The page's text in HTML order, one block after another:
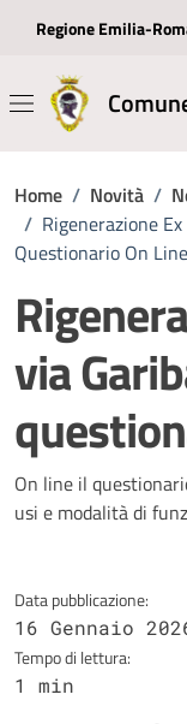
Regione Emilia-
Home / Novità /
/ Rigenerazione
Questionario On Line
via
Dettagli
On line il
usi e modalità di
Data pubblicazione:
16 Gennaio
Tempo di lettura:
1 min